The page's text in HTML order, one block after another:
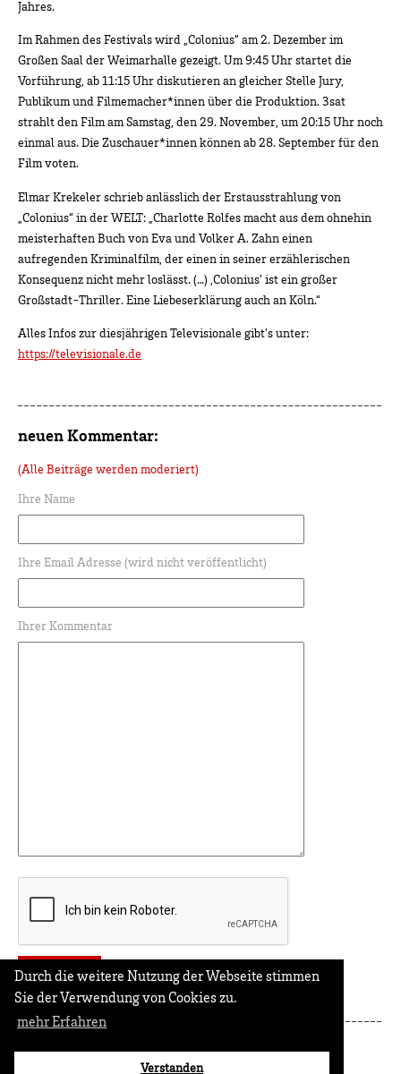
Durch die weitere Nutzung der Webseite stimmen
Sie der Verwendung von Cookies zu.
mehr Erfahren
Verstanden
Jahres.
Im Rahmen des Festivals wird „Colonius“ am 2. Dezember im
Großen Saal der Weimarhalle gezeigt. Um 9:45 Uhr startet die
Vorführung, ab 11:15 Uhr diskutieren an gleicher Stelle Jury,
Publikum und Filmemacher*innen über die Produktion. 3sat
strahlt den Film am Samstag, den 29. November, um 20:15 Uhr noch
einmal aus. Die Zuschauer*innen können ab 28. September für den
Film voten.
Elmar Krekeler schrieb anlässlich der Erstausstrahlung von
„Colonius“ in der WELT: „Charlotte Rolfes macht aus dem ohnehin
meisterhaften Buch von Eva und Volker A. Zahn einen
aufregenden Kriminalfilm, der einen in seiner erzählerischen
Konsequenz nicht mehr loslässt. (…) ‚Colonius’ ist ein großer
Großstadt-Thriller. Eine Liebeserklärung auch an Köln.“
Alles Infos zur diesjährigen Televisionale gibt’s unter:
https://televisionale.de
neuen Kommentar:
(Alle Beiträge werden moderiert)
Ihre Name
Ihre Email Adresse (wird nicht veröffentlicht)
Ihrer Kommentar